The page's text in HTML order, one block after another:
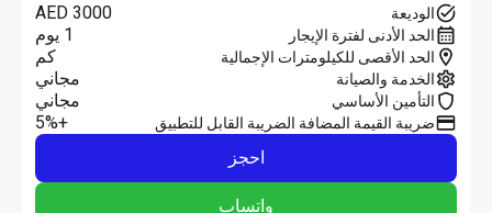
الوديعة AED 3000
الحد الأدنى لفترة الإيجار 1 يوم
الحد الأقصى للكيلومترات الإجمالية كم
الخدمة والصيانة مجاني
التأمين الأساسي مجاني
ضريبة القيمة المضافة الضريبة القابل للتطبيق
+5%
احجز
واتساب